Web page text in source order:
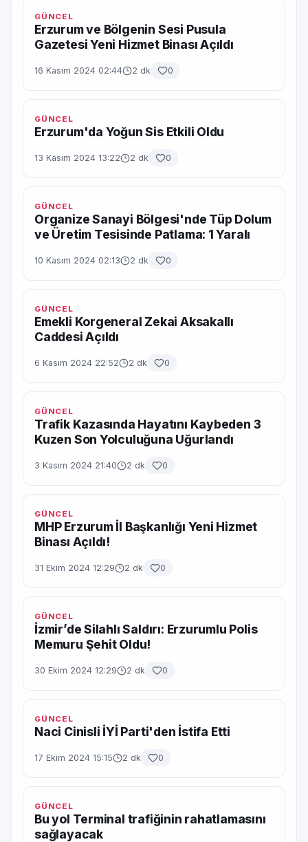
GÜNCEL
Erzurum ve Bölgenin Sesi Pusula
Gazetesi Yeni Hizmet Binası Açıldı
16 Kasım 2024 02:44 2 dk 0
GÜNCEL
Erzurum'da Yoğun Sis Etkili Oldu
13 Kasım 2024 13:22 2 dk 0
GÜNCEL
Organize Sanayi Bölgesi'nde Tüp Dolum
ve Üretim Tesisinde Patlama: 1 Yaralı
10 Kasım 2024 02:13 2 dk 0
GÜNCEL
Emekli Korgeneral Zekai Aksakallı
Caddesi Açıldı
6 Kasım 2024 22:52 2 dk 0
GÜNCEL
Trafik Kazasında Hayatını Kaybeden 3
Kuzen Son Yolculuğuna Uğurlandı
3 Kasım 2024 21:40 2 dk 0
GÜNCEL
MHP Erzurum İl Başkanlığı Yeni Hizmet
Binası Açıldı!
31 Ekim 2024 12:29 2 dk 0
GÜNCEL
İzmir’de Silahlı Saldırı: Erzurumlu Polis
Memuru Şehit Oldu!
30 Ekim 2024 12:29 2 dk 0
GÜNCEL
Naci Cinisli İYİ Parti'den İstifa Etti
17 Ekim 2024 15:15 2 dk 0
GÜNCEL
Bu yol Terminal trafiğinin rahatlamasını
sağlayacak